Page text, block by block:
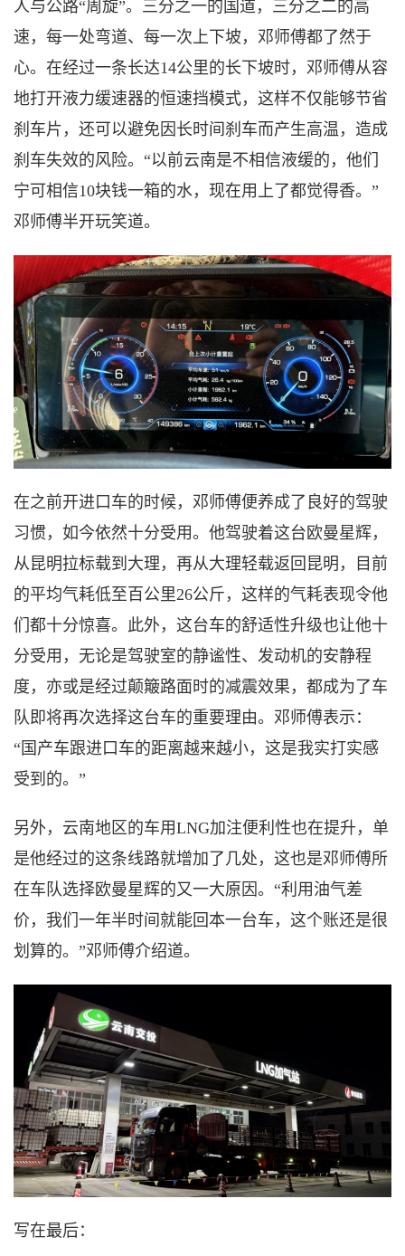
人与公路“周旋”。三分之一的国道，三分之二的高
速，每一处弯道、每一次上下坡，邓师傅都了然于
心。在经过一条长达14公里的长下坡时，邓师傅从容
地打开液力缓速器的恒速挡模式，这样不仅能够节省
刹车片，还可以避免因长时间刹车而产生高温，造成
刹车失效的风险。“以前云南是不相信液缓的，他们
宁可相信10块钱一箱的水，现在用上了都觉得香。”
邓师傅半开玩笑道。
在之前开进口车的时候，邓师傅便养成了良好的驾驶
习惯，如今依然十分受用。他驾驶着这台欧曼星辉，
从昆明拉标载到大理，再从大理轻载返回昆明，目前
的平均气耗低至百公里26公斤，这样的气耗表现令他
们都十分惊喜。此外，这台车的舒适性升级也让他十
分受用，无论是驾驶室的静谧性、发动机的安静程
度，亦或是经过颠簸路面时的减震效果，都成为了车
队即将再次选择这台车的重要理由。邓师傅表示：
“国产车跟进口车的距离越来越小，这是我实打实感
受到的。”
另外，云南地区的车用LNG加注便利性也在提升，单
是他经过的这条线路就增加了几处，这也是邓师傅所
在车队选择欧曼星辉的又一大原因。“利用油气差
价，我们一年半时间就能回本一台车，这个账还是很
划算的。”邓师傅介绍道。
写在最后：